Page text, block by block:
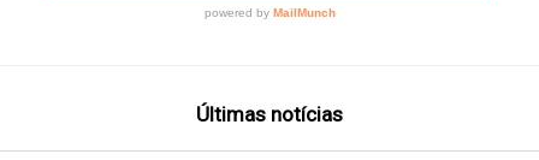
Últimas notícias